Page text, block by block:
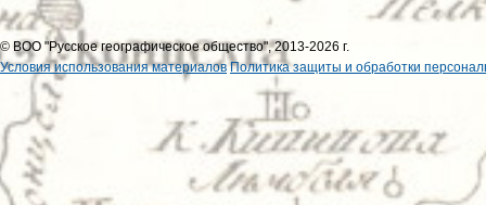
© ВОО "Русское географическое общество", 2013-2026 г.
Условия использования материалов Политика защиты и обработки